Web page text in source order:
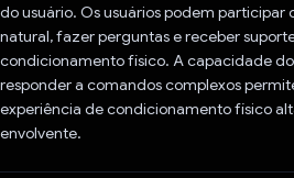
do usuário. Os usuários podem participar
natural, fazer perguntas e receber
condicionamento físico. A capacidade
responder a comandos complexos
experiência de condicionamento físico
envolvente.